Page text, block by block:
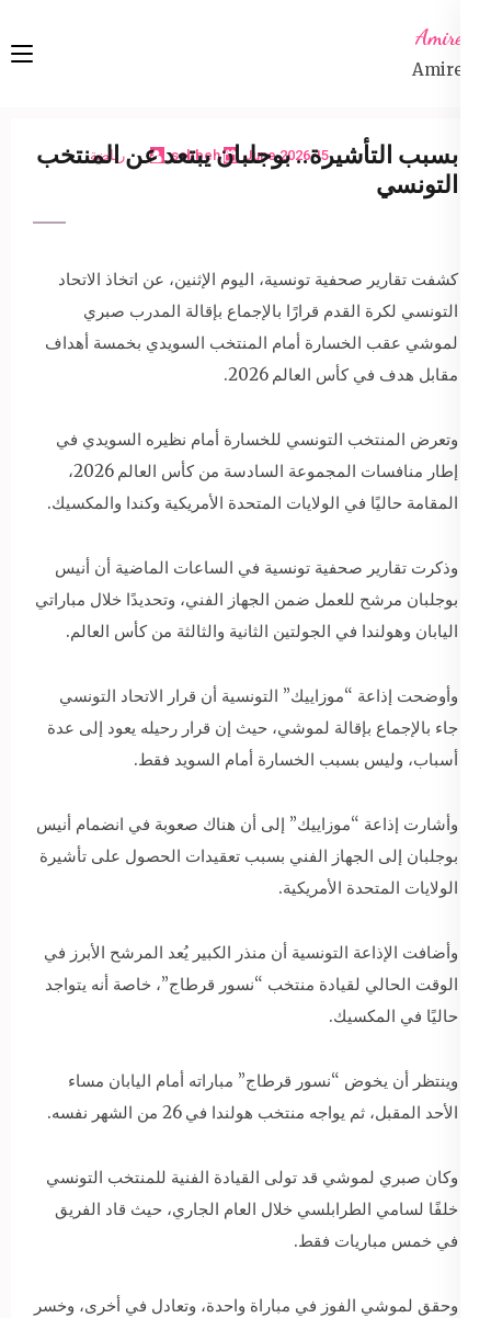
content
Amireta
Amireta
15 June 2026
sabbeh رياضة
بسبب التأشيرة.. بوجلبان يبتعد عن المنتخب
التونسي
كشفت تقارير صحفية تونسية، اليوم الإثنين، عن اتخاذ الاتحاد
التونسي لكرة القدم قرارًا بالإجماع بإقالة المدرب صبري
لموشي عقب الخسارة أمام المنتخب السويدي بخمسة أهداف
مقابل هدف في كأس العالم 2026.
وتعرض المنتخب التونسي للخسارة أمام نظيره السويدي في
إطار منافسات المجموعة السادسة من كأس العالم 2026،
المقامة حاليًا في الولايات المتحدة الأمريكية وكندا والمكسيك.
وذكرت تقارير صحفية تونسية في الساعات الماضية أن أنيس
بوجلبان مرشح للعمل ضمن الجهاز الفني، وتحديدًا خلال مباراتي
اليابان وهولندا في الجولتين الثانية والثالثة من كأس العالم.
وأوضحت إذاعة “موزاييك” التونسية أن قرار الاتحاد التونسي
جاء بالإجماع بإقالة لموشي، حيث إن قرار رحيله يعود إلى عدة
أسباب، وليس بسبب الخسارة أمام السويد فقط.
وأشارت إذاعة “موزاييك” إلى أن هناك صعوبة في انضمام أنيس
بوجلبان إلى الجهاز الفني بسبب تعقيدات الحصول على تأشيرة
الولايات المتحدة الأمريكية.
وأضافت الإذاعة التونسية أن منذر الكبير يُعد المرشح الأبرز في
الوقت الحالي لقيادة منتخب “نسور قرطاج”، خاصة أنه يتواجد
حاليًا في المكسيك.
وينتظر أن يخوض “نسور قرطاج” مباراته أمام اليابان مساء
الأحد المقبل، ثم يواجه منتخب هولندا في 26 من الشهر نفسه.
وكان صبري لموشي قد تولى القيادة الفنية للمنتخب التونسي
خلفًا لسامي الطرابلسي خلال العام الجاري، حيث قاد الفريق
في خمس مباريات فقط.
وحقق لموشي الفوز في مباراة واحدة، وتعادل في أخرى، وخسر